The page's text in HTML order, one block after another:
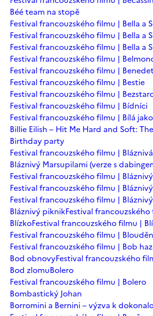
Béé team na stopě
Festival francouzského filmu | Bella a
Festival francouzského filmu | Bella a
Festival francouzského filmu | Bella a
Festival francouzského filmu |
Festival francouzského filmu |
Festival francouzského filmu | Bestie
Festival francouzského filmu |
Festival francouzského filmu | Bídníci
Festival francouzského filmu | Bílá
Billie Eilish – Hit Me Hard and Soft:
Birthday party
Festival francouzského filmu |
Bláznivý Marsupilami (verze s
Festival francouzského filmu |
Festival francouzského filmu |
Festival francouzského filmu |
Bláznivý piknikFestival
BlízkoFestival francouzského filmu |
Festival francouzského filmu |
Festival francouzského filmu | Bob
Bod obnovyFestival francouzského
Bod zlomuBolero
Festival francouzského filmu | Bolero
Bombastický Johan
Borromini a Bernini – výzva k